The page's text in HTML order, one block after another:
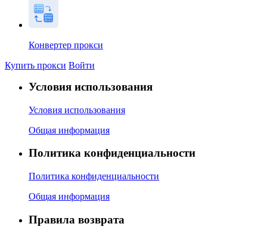
Конвертер прокси
Купить прокси Войти
Условия использования
Условия использования
Общая информация
Политика конфиденциальности
Политика конфиденциальности
Общая информация
Правила возврата